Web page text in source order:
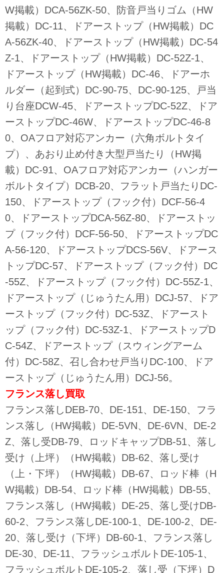
W掲載）DCA-56ZK-50、防音戸当りゴム（HW
掲載）DC-11、ドアーストップ（HW掲載）DC
A-56ZK-40、ドアーストップ（HW掲載）DC-54
Z-1、ドアーストップ（HW掲載）DC-52Z-1、
ドアーストップ（HW掲載）DC-46、ドアーホ
ルダー（起到式）DC-90-75、DC-90-125、戸当
り台座DCW-45、ドアーストップDC-52Z、ドア
ーストップDC-46W、ドアーストップDC-46-8
0、OAフロア対応アンカー（六角ボルトタイ
プ）、あおり止め付き大型戸当たり（HW掲
載）DC-91、OAフロア対応アンカー（ハンガー
ボルトタイプ）DCB-20、フラット戸当たりDC-
150、ドアーストップ（フック付）DCF-56-4
0、ドアーストップDCA-56Z-80、ドアーストッ
プ（フック付）DCF-56-50、ドアーストップDC
A-56-120、ドアーストップDCS-56V、ドアース
トップDC-57、ドアーストップ（フック付）DC
-55Z、ドアーストップ（フック付）DC-55Z-1、
ドアーストップ（じゅうたん用）DCJ-57、ドア
ーストップ（フック付）DC-53Z、ドアースト
ップ（フック付）DC-53Z-1、ドアーストップD
C-54Z、ドアーストップ（スウィングアーム
付）DC-58Z、召し合わせ戸当りDC-100、ドア
ーストップ（じゅうたん用）DCJ-56。
フランス落し買取
フランス落しDEB-70、DE-151、DE-150、フラ
ンス落し（HW掲載）DE-5VN、DE-6VN、DE-2
Z、落し受DB-79、ロッドキャップDB-51、落し
受け（上坪）（HW掲載）DB-62、落し受け
（上・下坪）（HW掲載）DB-67、ロッド棒（H
W掲載）DB-54、ロッド棒（HW掲載）DB-55、
フランス落し（HW掲載）DE-25、落し受けDB-
60-2、フランス落しDE-100-1、DE-100-2、DE-
20、落し受け（下坪）DB-60-1、フランス落し
DE-30、DE-11、フラッシュボルトDE-105-1、
フラッシュボルトDE-105-2、落し受（下坪）D